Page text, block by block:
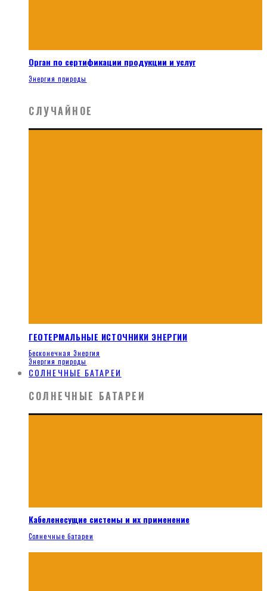
Орган по сертификации продукции и услуг
Энергия природы
СЛУЧАЙНОЕ
ГЕОТЕРМАЛЬНЫЕ ИСТОЧНИКИ ЭНЕРГИИ
Бесконечная Энергия
Энергия природы
СОЛНЕЧНЫЕ БАТАРЕИ
СОЛНЕЧНЫЕ БАТАРЕИ
Кабеленесущие системы и их применение
Солнечные батареи